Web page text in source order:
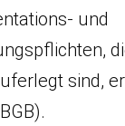
und
sind,